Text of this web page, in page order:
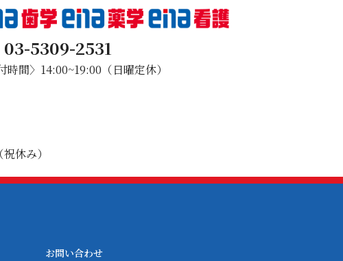
03-5309-2531
時間〉14:00~19:00（日曜定休）
休み）
お問い合わせ